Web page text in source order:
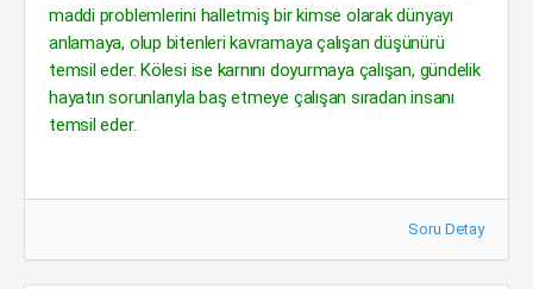
maddi problemlerini halletmiş bir kimse olarak dünyayı
anlamaya, olup bitenleri kavramaya çalışan düşünürü
temsil eder. Kölesi ise karnını doyurmaya çalışan, gündelik
hayatın sorunlarıyla baş etmeye çalışan sıradan insanı
temsil eder.
Soru Detay